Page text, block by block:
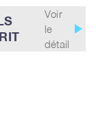
Voir
le
détail
play_arrow